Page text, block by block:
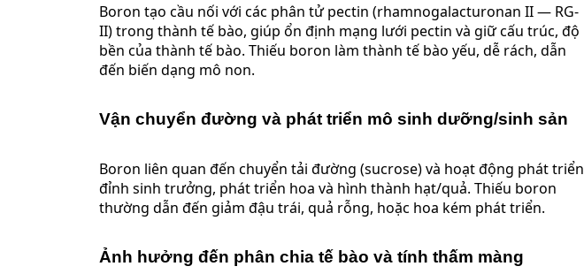
Boron tạo cầu nối với các phân tử pectin (rhamnogalacturonan II — RG-
II) trong thành tế bào, giúp ổn định mạng lưới pectin và giữ cấu trúc, độ
bền của thành tế bào. Thiếu boron làm thành tế bào yếu, dễ rách, dẫn
đến biến dạng mô non.
Vận chuyển đường và phát triển mô sinh dưỡng/sinh sản
Boron liên quan đến chuyển tải đường (sucrose) và hoạt động phát triển
đỉnh sinh trưởng, phát triển hoa và hình thành hạt/quả. Thiếu boron
thường dẫn đến giảm đậu trái, quả rỗng, hoặc hoa kém phát triển.
Ảnh hưởng đến phân chia tế bào và tính thấm màng